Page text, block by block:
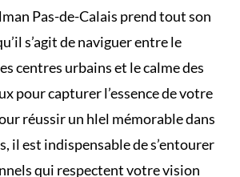
Pas-de-Calais prend tout son
s’agit de naviguer entre le
centres urbains et le calme des
pour capturer l’essence de votre
réussir un hlel mémorable dans
il est indispensable de s’entourer
qui respectent votre vision